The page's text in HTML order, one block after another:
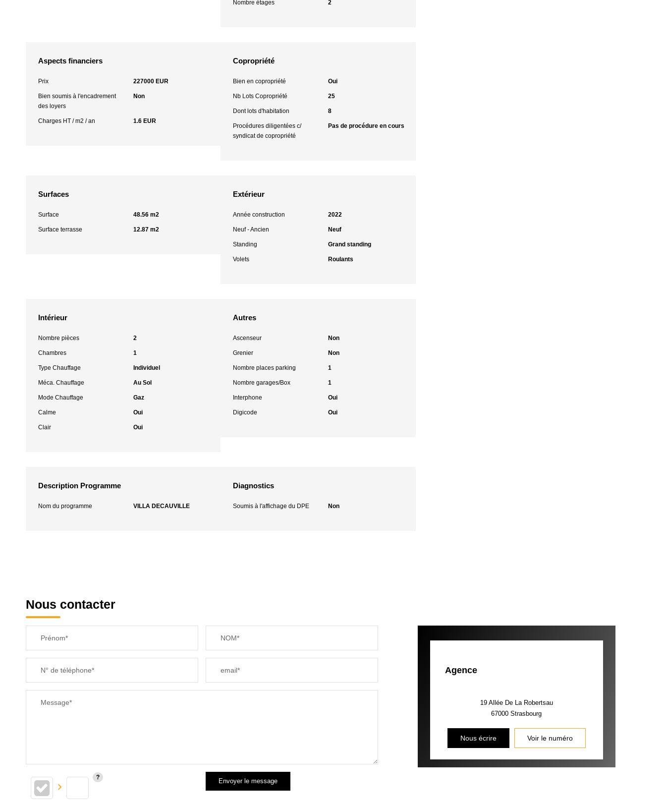
Nombre étages 2
Aspects financiers
Prix 227000 EUR
Bien soumis à l'encadrement
des loyers
Non
Charges HT / m2 / an 1.6 EUR
Copropriété
Bien en copropriété Oui
Nb Lots Copropriété 25
Dont lots d'habitation 8
Procédures diligentées c/
syndicat de copropriété
Pas de procédure en cours
Surfaces
Surface 48.56 m2
Surface terrasse 12.87 m2
Extérieur
Année construction 2022
Neuf - Ancien Neuf
Standing Grand standing
Volets Roulants
Intérieur
Nombre pièces 2
Chambres 1
Type Chauffage Individuel
Méca. Chauffage Au Sol
Mode Chauffage Gaz
Calme Oui
Clair Oui
Autres
Ascenseur Non
Grenier Non
Nombre places parking 1
Nombre garages/Box 1
Interphone Oui
Digicode Oui
Description Programme
Nom du programme VILLA DECAUVILLE
Diagnostics
Soumis à l'affichage du DPE Non
Nous contacter
Prénom* NOM*
N° de téléphone* email*
Message*
Envoyer le message
Agence
19 Allée De La Robertsau
67000Strasbourg
Nous écrire Voir le numéro